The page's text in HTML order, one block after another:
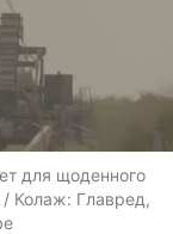
для щоденного
/ Колаж: Главред,